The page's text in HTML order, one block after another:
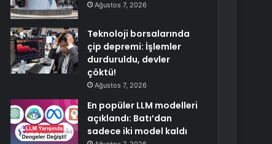
Ağustos 7, 2026
Teknoloji borsalarında
çip depremi: İşlemler
durduruldu, devler
çöktü!
Ağustos 7, 2026
En popüler LLM modelleri
açıklandı: Batı’dan
sadece iki model kaldı